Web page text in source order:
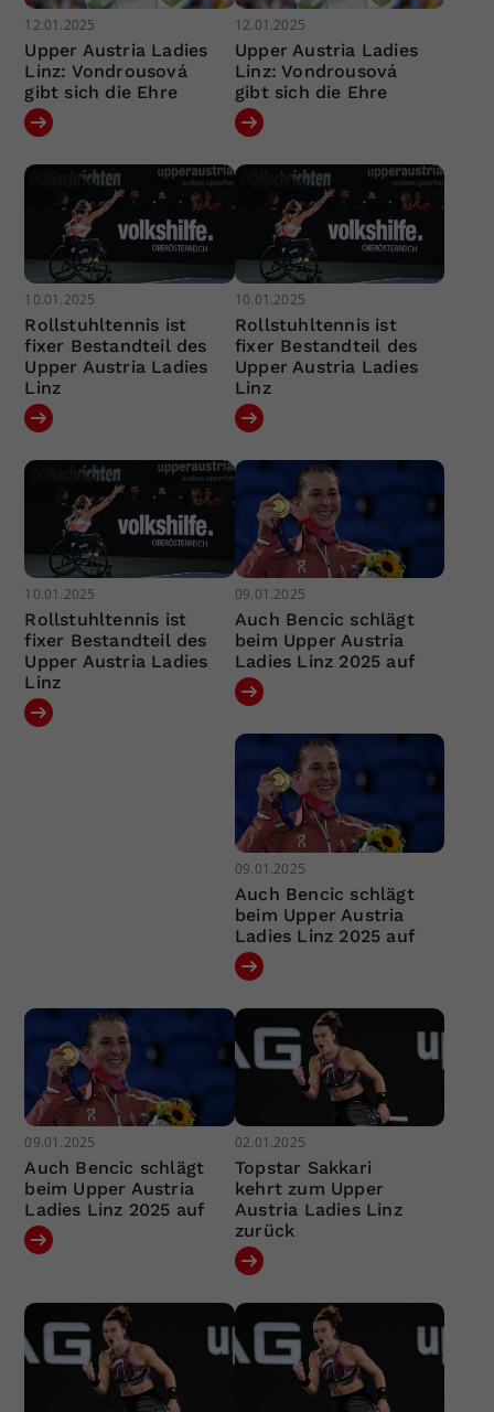
12.01.2025
Upper Austria Ladies
Linz: Vondrousová
gibt sich die Ehre
12.01.2025
Upper Austria Ladies
Linz: Vondrousová
gibt sich die Ehre
10.01.2025
Rollstuhltennis ist
fixer Bestandteil des
Upper Austria Ladies
Linz
10.01.2025
Rollstuhltennis ist
fixer Bestandteil des
Upper Austria Ladies
Linz
10.01.2025
Rollstuhltennis ist
fixer Bestandteil des
Upper Austria Ladies
Linz
09.01.2025
Auch Bencic schlägt
beim Upper Austria
Ladies Linz 2025 auf
09.01.2025
Auch Bencic schlägt
beim Upper Austria
Ladies Linz 2025 auf
09.01.2025
Auch Bencic schlägt
beim Upper Austria
Ladies Linz 2025 auf
02.01.2025
Topstar Sakkari
kehrt zum Upper
Austria Ladies Linz
zurück